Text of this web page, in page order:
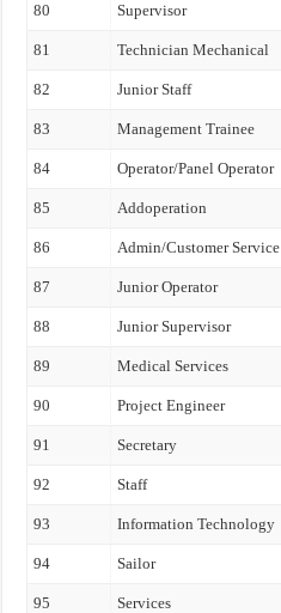
80 Supervisor
81 Technician Mechanical
82 Junior Staff
83 Management Trainee
84 Operator/Panel Operator
85 Addoperation
86 Admin/Customer Service
87 Junior Operator
88 Junior Supervisor
89 Medical Services
90 Project Engineer
91 Secretary
92 Staff
93 Information Technology
94 Sailor
95 Services